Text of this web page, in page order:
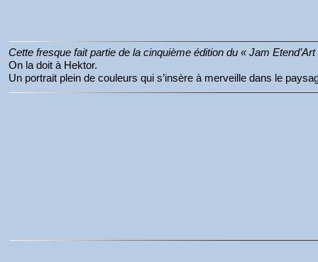
Cette fresque fait partie de la cinquième édition du « Jam
On la doit à Hektor.
Un portrait plein de couleurs qui s’insère à merveille dans le